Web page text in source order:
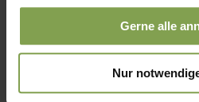
Gerne alle
Nur